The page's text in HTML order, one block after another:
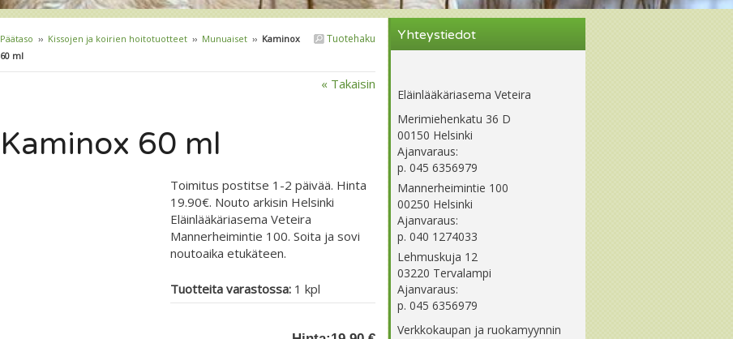
Tuotehaku
Päätaso ›› Kissojen ja koirien hoitotuotteet ›› Munuaiset ›› Kaminox
60 ml
« Takaisin
Kaminox 60 ml
Toimitus postitse 1-2 päivää. Hinta
19.90€. Nouto arkisin Helsinki
Eläinlääkäriasema Veteira
Mannerheimintie 100. Soita ja sovi
noutoaika etukäteen.
Tuotteita varastossa: 1 kpl
Yhteystiedot
Eläinlääkäriasema Veteira
Merimiehenkatu 36 D
00150 Helsinki
Ajanvaraus:
p. 045 6356979
Mannerheimintie 100
00250 Helsinki
Ajanvaraus:
p. 040 1274033
Lehmuskuja 12
03220 Tervalampi
Ajanvaraus:
p. 045 6356979
Verkkokaupan ja ruokamyynnin